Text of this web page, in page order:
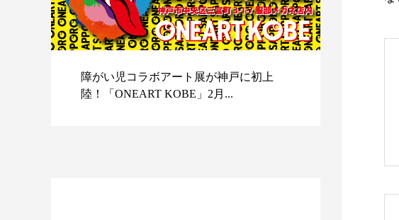
障がい児コラボアート展が神戸に初上
陸！「ONEART KOBE」2月...
映画レ
反対ム